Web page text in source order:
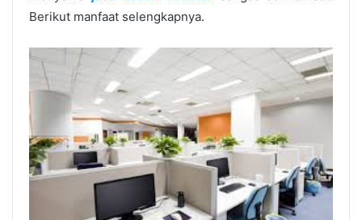
Berikut manfaat selengkapnya.